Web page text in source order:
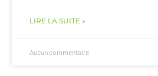
LIRE LA SUITE »
Aucun commentaire